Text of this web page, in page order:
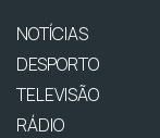
NOTÍCIAS
DESPORTO
TELEVISÃO
RÁDIO